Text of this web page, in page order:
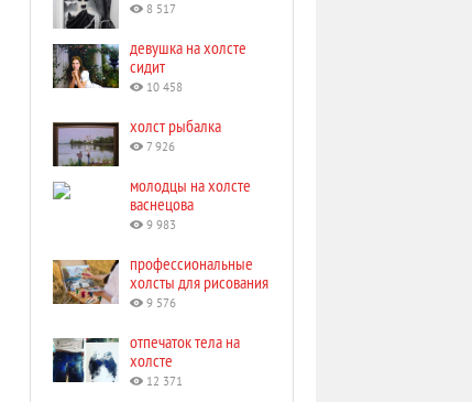
8 517
девушка на холсте
сидит
10 458
холст рыбалка
7 926
молодцы на холсте
васнецова
9 983
профессиональные
холсты для рисования
9 576
отпечаток тела на
холсте
12 371